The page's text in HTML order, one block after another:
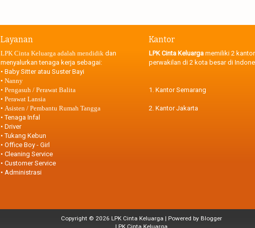
Layanan
LPK Cinta Keluarga adalah mendidik dan
menyalurkan tenaga kerja sebagai:
• Baby Sitter atau Suster Bayi
• Nanny
• Pengasuh / Perawat Balita
• Perawat Lansia
• Asisten / Pembantu Rumah Tangga
•Tenaga Infal
• Driver
•Tukang Kebun
• Office Boy - Girl
• Cleaning Service
• Customer Service
• Administrasi
Kantor
LPK Cinta Keluarga memiliki 2 kantor
perwakilan di 2 kota besar di
1. Kantor Semarang
2. Kantor Jakarta
Copyright © 2026 LPK Cinta Keluarga | Powered by Blogger
LPK Cinta Keluarga